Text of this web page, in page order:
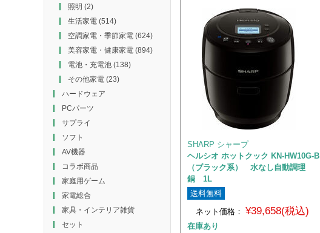
照明 (2)
生活家電(514)
空調家電・季節家電(624)
美容家電・健康家電(894)
電池・充電池(138)
その他家電(23)
ハードウェア
PCパーツ
サプライ
ソフト
AV機器
コラボ商品
家庭用ゲーム
家電総合
家具・インテリア雑貨
セット
SHARP シャープ
ヘルシオ ホットクック KN-HW10G-B
（ブラック系） 水なし自動調理
鍋 1L
送料無料
ネット価格：
¥39,658(税込)
在庫あり